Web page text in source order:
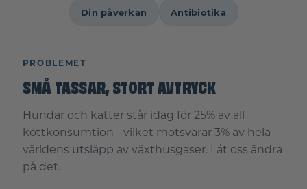
Din påverkan Antibiotika
PROBLEMET
SMÅ TASSAR, STORT AVTRYCK
Hundar och katter står idag för 25% av all
köttkonsumtion - vilket motsvarar 3% av hela
världens utsläpp av växthusgaser. Låt oss ändra
på det.